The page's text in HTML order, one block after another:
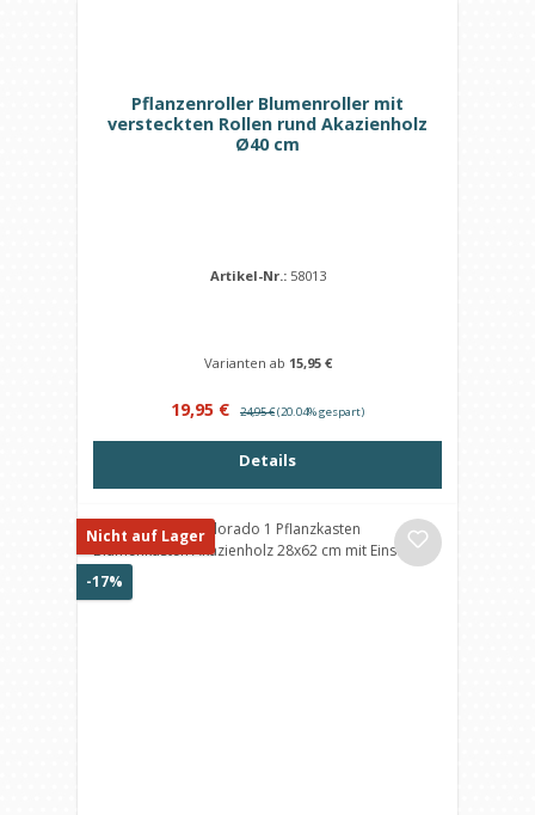
Pflanzenroller Blumenroller mit
versteckten Rollen rund Akazienholz
Ø40 cm
Artikel-Nr.: 58013
Varianten ab 15,95 €
Verkaufspreis:
19,95 € Regulärer Preis:
24,95 €(20.04% gespart)
Details
Nicht auf Lager
-17%